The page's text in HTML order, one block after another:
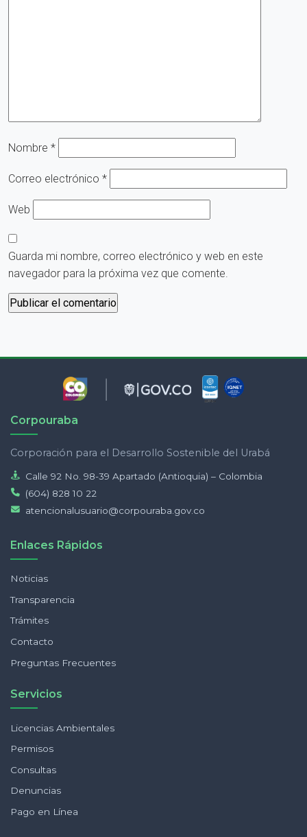
Nombre *
Correo electrónico *
Web
Guarda mi nombre, correo electrónico y web en este
navegador para la próxima vez que comente.
Corpouraba
Corporación para el Desarrollo Sostenible del Urabá
Calle 92 No. 98-39 Apartado (Antioquia) – Colombia
(604) 828 10 22
atencionalusuario@corpouraba.gov.co
Enlaces Rápidos
Noticias
Transparencia
Trámites
Contacto
Preguntas Frecuentes
Servicios
Licencias Ambientales
Permisos
Consultas
Denuncias
Pago en Línea